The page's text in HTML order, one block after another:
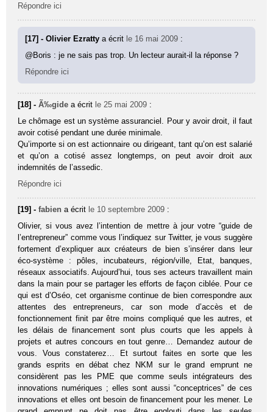
Répondre ici
[17] - Olivier Ezrattya écrit le 16 mai 2009 :
@Boris : je ne sais pas trop. Un lecteur aurait-il la réponse ?
Répondre ici
[18] -Ã‰gide a écrit le 25 mai 2009 :
Le chômage est un système assuranciel. Pour y avoir droit, il faut
avoir cotisé pendant une durée minimale.
Qu’importe si on est actionnaire ou dirigeant, tant qu’on est salarié
et qu’on a cotisé assez longtemps, on peut avoir droit aux
indemnités de l’assedic.
Répondre ici
[19] -fabien a écrit le 10 septembre 2009 :
Olivier, si vous avez l’intention de mettre à jour votre “guide de
l’entrepreneur” comme vous l’indiquez sur Twitter, je vous suggère
fortement d’expliquer aux créateurs de bien s’insérer dans leur
éco-système : pôles, incubateurs, région/ville, Etat, banques,
réseaux associatifs. Aujourd’hui, tous ses acteurs travaillent main
dans la main pour se partager les efforts de façon ciblée. Pour ce
qui est d’Oséo, cet organisme continue de bien correspondre aux
attentes des entrepreneurs, car son mode d’accès et de
fonctionnement finit par être moins compliqué que les autres, et
les délais de financement sont plus courts que les appels à
projets et autres concours en tout genre… Demandez autour de
vous. Vous constaterez… Et surtout faites en sorte que les
grands esprits en débat chez NKM sur le grand emprunt ne
considèrent pas les PME que comme seuls intégrateurs des
innovations numériques ; elles sont aussi “conceptrices” de ces
innovations et elles ont besoin de financement pour les mener. Le